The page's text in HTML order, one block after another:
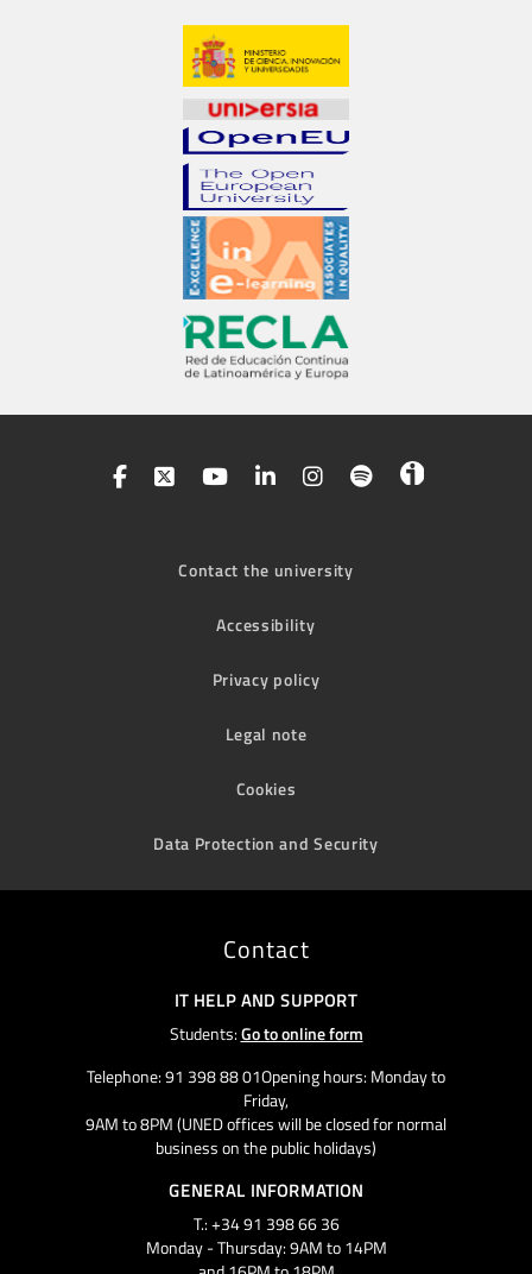
Contact the university
Accessibility
Privacy policy
Legal note
Cookies
Data Protection and Security
Contact
IT HELP AND SUPPORT
Students:Go to online form
Telephone: 91 398 88 01Opening hours: Monday to
Friday,
9AM to 8PM (UNED offices will be closed for normal
business on the public holidays)
GENERAL INFORMATION
T.: +34 91 398 66 36
Monday - Thursday: 9AM to 14PM